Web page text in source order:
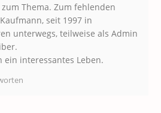
Thema. Zum fehlenden
seit 1997 in
unterwegs, teilweise als Admin
ein interessantes Leben.